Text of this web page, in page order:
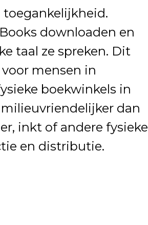
toegankelijkheid.
downloaden en
taal ze spreken. Dit
mensen in
boekwinkels in
dan
inkt of andere fysieke
en distributie.